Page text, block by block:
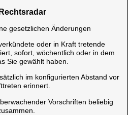
Rechtsradar
gesetzlichen Änderungen
oder in Kraft tretende
sofort, wöchentlich oder in dem
Sie gewählt haben.
im konfigurierten Abstand vor
erinnert.
Vorschriften beliebig